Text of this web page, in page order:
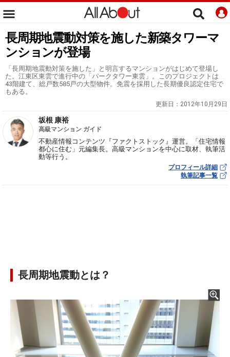
長周期地震動対策を施した新築タワーマ
ンションが登場
「長周期地震動対策を施した」と明言するマンションがはじめて登場し
た。江東区東雲で進行中の「パークタワー東雲」。このプロジェクトは
43階建て、総戸数585戸の大型物件。免震を採用した長期優良認定住宅で
もある。
更新日： 2012年10月29日
坂根 康裕
高級マンション ガイド
不動産情報コンテンツ『ファクトストック』運営。「住宅情報
都心に住む」元編集長。高級マンションを中心に取材、執筆活
動等行う。
プロフィール詳細
執筆記事一覧
長周期地震動とは？